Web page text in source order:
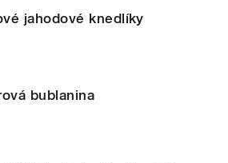
jahodové knedlíky
bublanina